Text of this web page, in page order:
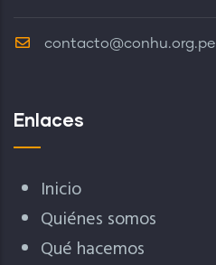
contacto@conhu.org.pe
Enlaces
Inicio
Quiénes somos
Qué hacemos